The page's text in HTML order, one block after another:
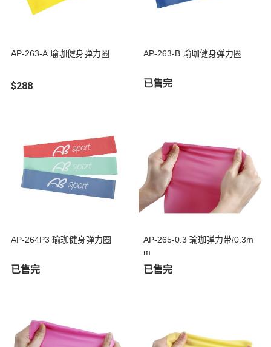
AP-263-A 瑜珈健身弹力圈
$288
AP-263-B 瑜珈健身弹力圈
已售完
AP-264P3 瑜珈健身弹力圈
已售完
AP-265-0.3 瑜珈弹力带/0.3m
m
已售完